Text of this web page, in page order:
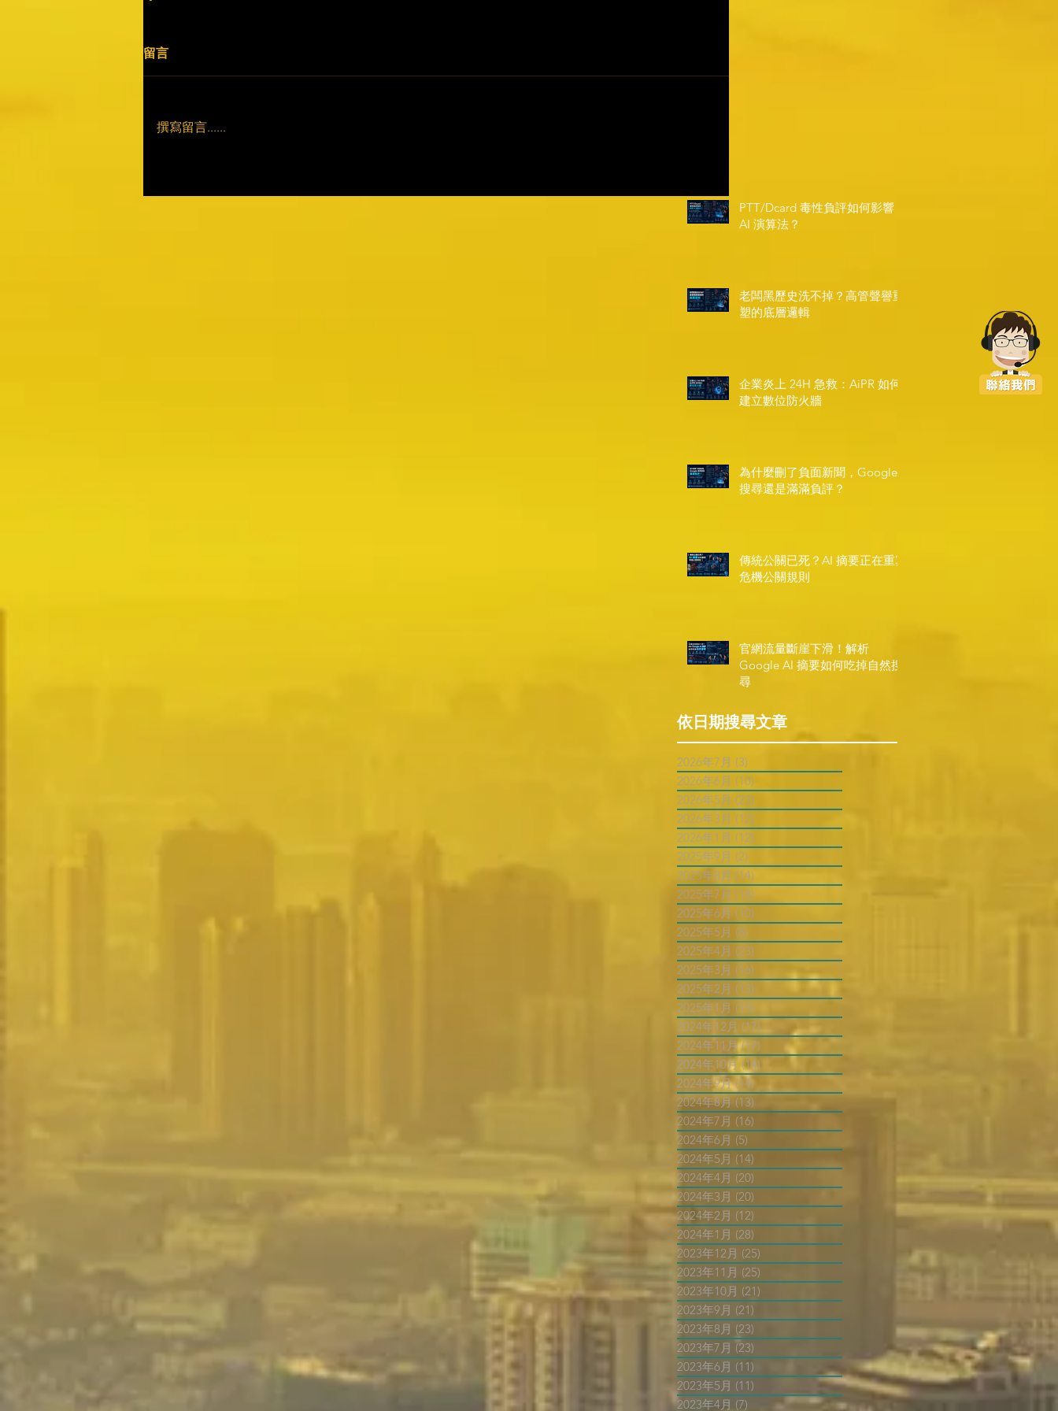
留言
撰寫留言......
PTT/Dcard 毒性負評如何影響
AI 演算法？
老闆黑歷史洗不掉？高管聲譽重
塑的底層邏輯
企業炎上 24H 急救：AiPR 如何
建立數位防火牆
為什麼刪了負面新聞，Google
搜尋還是滿滿負評？
傳統公關已死？AI 摘要正在重寫
危機公關規則
官網流量斷崖下滑！解析
Google AI 摘要如何吃掉自然搜
尋
依日期搜尋文章
2026年7月 (3)
2026年6月 (10)
2026年5月 (23)
2026年3月 (12)
2026年1月 (12)
2025年9月 (2)
2025年8月 (14)
2025年7月 (18)
2025年6月 (10)
2025年5月 (8)
2025年4月 (23)
2025年3月 (16)
2025年2月 (13)
2025年1月 (15)
2024年12月 (17)
2024年11月 (17) 17 篇文章
2024年10月 (14) 14 篇文章
2024年9月 (14)
2024年8月 (13)
2024年7月 (16)
2024年6月 (5)
2024年5月 (14)
2024年4月 (20)
2024年3月 (20)
2024年2月 (12)
2024年1月 (28)
2023年12月 (25)
2023年11月 (25)
2023年10月 (21)
2023年9月 (21)
2023年8月 (23)
2023年7月 (23)
2023年6月 (11)
2023年5月 (11)
2023年4月 (7) 7 篇文章